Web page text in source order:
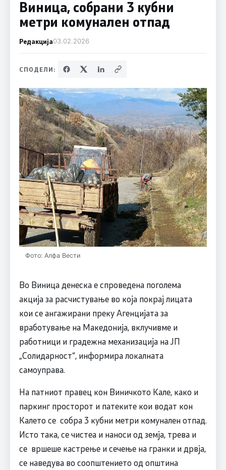
Виница, собрани 3 кубни
метри комунален отпад
Редакција03.02.2026
СПОДЕЛИ:
Фото: Алфа Вести
Во Виница денеска е спроведена поголема
акција за расчистување во која покрај лицата
кои се ангажирани преку Агенцијата за
вработување на Македонија, вклучивме и
работници и градежна механизација на ЈП
„Солидарност“, информира локалната
самоуправа.
На патниот правец кон Виничкото Кале, како и
паркинг просторот и патеките кои водат кон
Калето се собра 3 кубни метри комунален отпад.
Исто така, се чистеа и наноси од земја, трева и
се вршеше кастрење и сечење на гранки и дрвја,
се наведува во соопштението од општина